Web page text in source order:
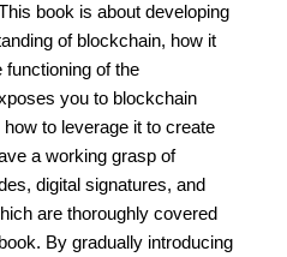
book is about developing
of blockchain, how it
of the
you to blockchain
to leverage it to create
a working grasp of
digital signatures, and
are thoroughly covered
By gradually introducing